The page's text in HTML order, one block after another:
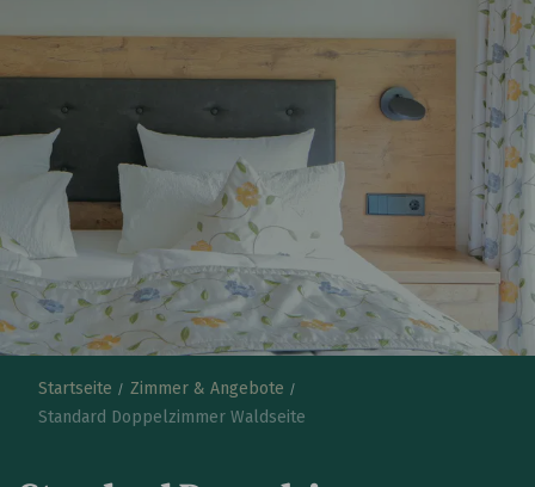
Startseite
Zimmer & Angebote
Standard Doppelzimmer Waldseite